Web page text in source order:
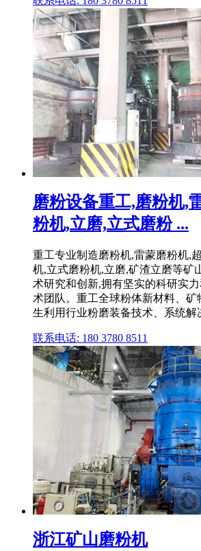
磨粉设备重工,磨粉机,
粉机,立磨,立式磨粉 ...
重工专业制造磨粉机,雷蒙磨粉机,
机,立式磨粉机,立磨,矿渣立磨等矿
术研究和创新,拥有坚实的科研实
术团队。重工全球粉体新材料、矿
生利用行业粉磨装备技术、系统解
联系电话: 180 3780 8511
浙江矿山磨粉机